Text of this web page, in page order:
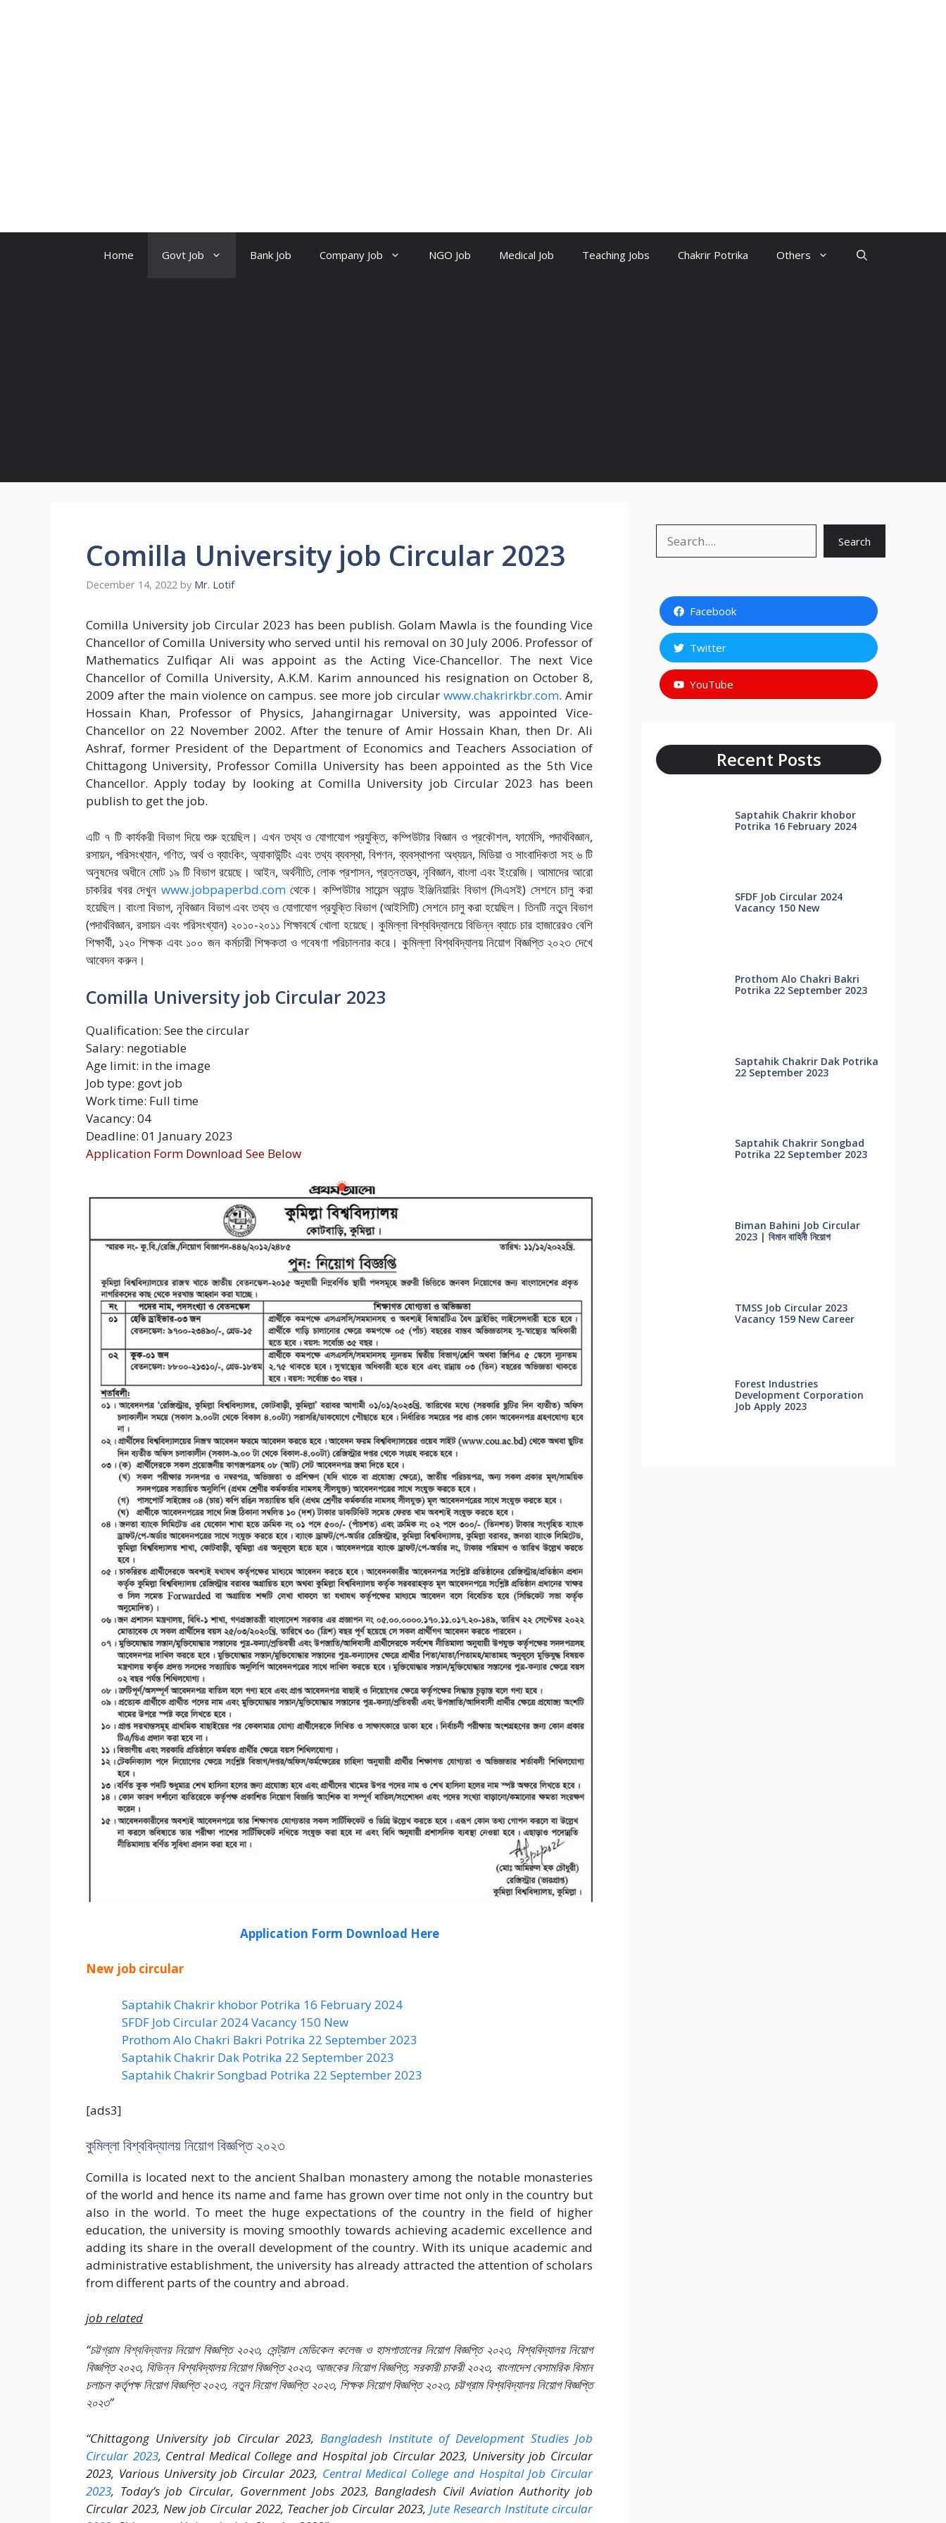
Home Govt Job Bank Job Company Job NGO Job Medical Job Teaching Jobs Chakrir Potrika Others
Comilla University job Circular 2023
December 14, 2022 by Mr. Lotif
Comilla University job Circular 2023 has been publish. Golam Mawla is the founding Vice
Chancellor of Comilla University who served until his removal on 30 July 2006. Professor of
Mathematics Zulfiqar Ali was appoint as the Acting Vice-Chancellor. The next Vice
Chancellor of Comilla University, A.K.M. Karim announced his resignation on October 8,
2009 after the main violence on campus. see more job circular www.chakrirkbr.com. Amir
Hossain Khan, Professor of Physics, Jahangirnagar University, was appointed Vice-
Chancellor on 22 November 2002. After the tenure of Amir Hossain Khan, then Dr. Ali
Ashraf, former President of the Department of Economics and Teachers Association of
Chittagong University, Professor Comilla University has been appointed as the 5th Vice
Chancellor. Apply today by looking at Comilla University job Circular 2023 has been
publish to get the job.
এটি ৭ টি কার্যকরী বিভাগ দিয়ে শুরু হয়েছিল। এখন তথ্য ও যোগাযোগ প্রযুক্তি, কম্পিউটার বিজ্ঞান ও প্রকৌশল, ফার্মেসি, পদার্থবিজ্ঞান,
রসায়ন, পরিসংখ্যান, গণিত, অর্থ ও ব্যাংকিং, অ্যাকাউন্টিং এবং তথ্য ব্যবস্থা, বিপণন, ব্যবস্থাপনা অধ্যয়ন, মিডিয়া ও সাংবাদিকতা সহ ৬ টি
অনুষদের অধীনে মোট ১৯ টি বিভাগ রয়েছে। আইন, অর্থনীতি, লোক প্রশাসন, প্রত্নতত্ত্ব, নৃবিজ্ঞান, বাংলা এবং ইংরেজি। আমাদের আরো
চাকরির খবর দেখুন www.jobpaperbd.comথেকে। কম্পিউটার সায়েন্স অ্যান্ড ইঞ্জিনিয়ারিং বিভাগ (সিএসই) সেশনে চালু করা
হয়েছিল। বাংলা বিভাগ, নৃবিজ্ঞান বিভাগ এবং তথ্য ও যোগাযোগ প্রযুক্তি বিভাগ (আইসিটি) সেশনে চালু করা হয়েছিল। তিনটি নতুন বিভাগ
(পদার্থবিজ্ঞান, রসায়ন এবং পরিসংখ্যান) ২০১০-২০১১ শিক্ষাবর্ষে খোলা হয়েছে। কুমিল্লা বিশ্ববিদ্যালয়ে বিভিন্ন ব্যাচে চার হাজারেরও বেশি
শিক্ষার্থী, ১২০ শিক্ষক এবং ১০০ জন কর্মচারী শিক্ষকতা ও গবেষণা পরিচালনার করে। কুমিল্লা বিশ্ববিদ্যালয় নিয়োগ বিজ্ঞপ্তি ২০২৩ দেখে
আবেদন করুন।
Comilla University job Circular 2023
Qualification: See the circular
Salary: negotiable
Age limit: in the image
Job type: govt job
Work time: Full time
Vacancy: 04
Deadline: 01 January 2023
Application Form Download See Below
Application Form Download Here
New job circular
Saptahik Chakrir khobor Potrika 16 February 2024
SFDF Job Circular 2024 Vacancy 150 New
Prothom Alo Chakri Bakri Potrika 22 September 2023
Saptahik Chakrir Dak Potrika 22 ‍September 2023
Saptahik Chakrir Songbad Potrika 22 September 2023
[ads3]
কুমিল্লা বিশ্ববিদ্যালয় নিয়োগ বিজ্ঞপ্তি ২০২৩
Comilla is located next to the ancient Shalban monastery among the notable monasteries
of the world and hence its name and fame has grown over time not only in the country but
also in the world. To meet the huge expectations of the country in the field of higher
education, the university is moving smoothly towards achieving academic excellence and
adding its share in the overall development of the country. With its unique academic and
administrative establishment, the university has already attracted the attention of scholars
from different parts of the country and abroad.
job related
“চট্টগ্রাম বিশ্ববিদ্যালয়নিয়োগ বিজ্ঞপ্তি ২০২৩, সেন্ট্রাল মেডিকেল কলেজ ও হাসপাতালের নিয়োগ বিজ্ঞপ্তি ২০২৩, বিশ্ববিদ্যালয় নিয়োগ
বিজ্ঞপ্তি ২০২৩, বিভিন্ন বিশ্ববিদ্যালয় নিয়োগ বিজ্ঞপ্তি ২০২৩, আজকের নিয়োগ বিজ্ঞপ্তি, সরকারী চাকরী ২০২৩, বাংলাদেশ বেসামরিক বিমান
চলাচল কর্তৃপক্ষ নিয়োগ বিজ্ঞপ্তি ২০২৩, নতুন নিয়োগ বিজ্ঞপ্তি ২০২৩, শিক্ষক নিয়োগ বিজ্ঞপ্তি ২০২৩, চট্টগ্রাম বিশ্ববিদ্যালয় নিয়োগ বিজ্ঞপ্তি
২০২৩”
“Chittagong University job Circular 2023, Bangladesh Institute of Development Studies Job
Circular 2023, Central Medical College and Hospital job Circular 2023, University job Circular
2023, Various University job Circular 2023, Central Medical College and Hospital Job Circular
2023, Today’s job Circular, Government Jobs 2023, Bangladesh Civil Aviation Authority job
Circular 2023, New job Circular 2022, Teacher job Circular 2023,Jute Research Institute circular
Search
Facebook
Twitter
YouTube
Recent Posts
Saptahik Chakrir khobor
Potrika 16 February 2024
SFDF Job Circular 2024
Vacancy 150 New
Prothom Alo Chakri Bakri
Potrika 22 September 2023
Saptahik Chakrir Dak Potrika
22 ‍September 2023
Saptahik Chakrir Songbad
Potrika 22 September 2023
Biman Bahini Job Circular
2023 | বিমান বাহিনী নিয়োগ
TMSS Job Circular 2023
Vacancy 159 New Career
Forest Industries
Development Corporation
Job Apply 2023